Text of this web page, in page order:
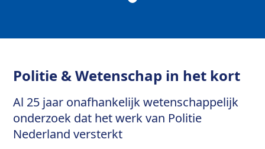
Politie & Wetenschap in het kort
Al 25 jaar onafhankelijk wetenschappelijk
onderzoek dat het werk van Politie
Nederland versterkt